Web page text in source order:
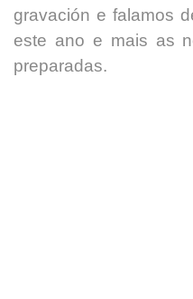
gravación e falamos
este ano e mais as
preparadas.